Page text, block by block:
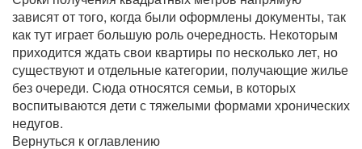
зависят от того, когда были оформлены документы, так
как тут играет большую роль очередность. Некоторым
приходится ждать свои квартиры по несколько лет, но
существуют и отдельные категории, получающие жилье
без очереди. Сюда относятся семьи, в которых
воспитываются дети с тяжелыми формами хронических
недугов.
Вернуться к оглавлению